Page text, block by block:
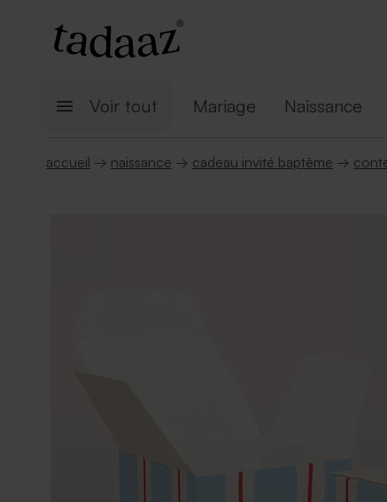
Voir tout Mariage Naissance
accueil → naissance → cadeau invité baptême →